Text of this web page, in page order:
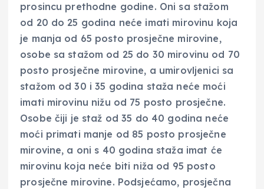
prosincu prethodne godine. Oni sa stažom
od 20 do 25 godina neće imati mirovinu koja
je manja od 65 posto prosječne mirovine,
osobe sa stažom od 25 do 30 mirovinu od 70
posto prosječne mirovine, a umirovljenici sa
stažom od 30 i 35 godina staža neće moći
imati mirovinu nižu od 75 posto prosječne.
Osobe čiji je staž od 35 do 40 godina neće
moći primati manje od 85 posto prosječne
mirovine, a oni s 40 godina staža imat će
mirovinu koja neće biti niža od 95 posto
prosječne mirovine. Podsjećamo, prosječna